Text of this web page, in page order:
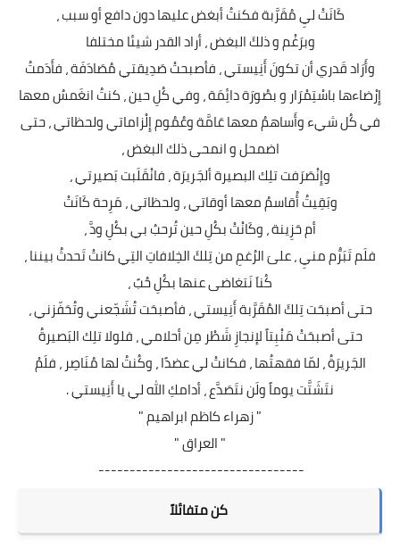
كَانَتْ ليِ مُقَرَّبة فكنتُ أبغض عليها دون دافع أو سبب ،
وبرَغْم و ذلكَ البغض ، أراد القدر شيئا مختلفا
وأَرَاد قَدري أن تكونَ أَنِيستي ، فأصبحتْ صَدِيقتي مُصَادَفَة ، فأَدَمتُ
إِرْضاءها باسْتِمْرَار و بصُورَة دائِمَة ، وفي كُلِ حين ، كنتُ انغَمسُ معها
في كُل شيء وأَساهمُ معها عَامَّة وعُمُوم إِلْزاماتي ولحظاتي ، حتى
اضمحل و انمحى ذلك البغض ،
وإِنْصَرَفت تلِك البصيرة ألجَريرَة ، فانْقَلَبت بَصيرتي ،
وبَقِيتُ أُقاسمُ معها أوقاتي ، ولحظاتي ، مَرِحة كَانَتْ
أم حَزِينة ، وكَانْتْ بكُلِ حين تُرحبُ بي بكُلِ ودَّ ،
فلَم تَبَرُّم منيِ ، علىَ الرُغمِ من تِلكَ الخِلافاتِ التِي كانتْ تَحدثُ بيننا ،
كُناَ نَتغاضى عنها بكُلِ حُبً ،
حتى أصبحَت تِلكَ المُقَرَّبة أَنِيستي ، فأصبحَت تُشَجّعني وتُحَفّزني ،
حتى أصبحَتْ مَنْبِتاً لإنجازِ شَطْر مِن أحلامي ، فلولا تلِك البَصيرةُ
الجَريرَةُ ، لمّا فقهتُها ، فكانتْ لي عضدًا ، وكُنتُ لها مُنَاصِر ، فلَمْ
نتَشَتَّت يوماً ولَن نتَصَدَّع ، أدامكِ الله لي يا أَنِيستي .
" زهراء كاظم ابراهيم "
" العراق "
---------------------------------
كن متفائلاً